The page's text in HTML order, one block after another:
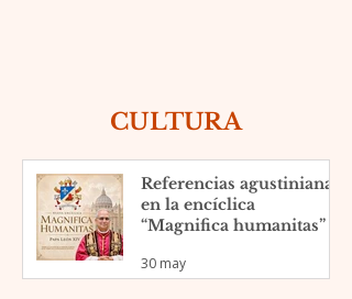
CULTURA
Referencias agustinianas
en la encíclica
“Magnifica humanitas”
30 may